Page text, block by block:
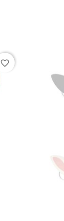
favorite_border